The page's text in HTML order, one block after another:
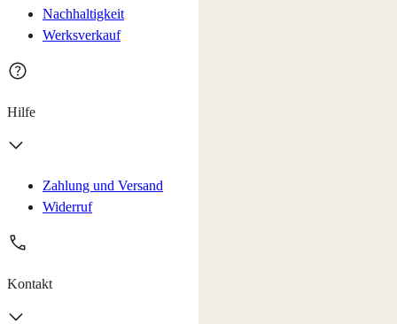
Nachhaltigkeit
Werksverkauf
Hilfe
Zahlung und Versand
Widerruf
Kontakt